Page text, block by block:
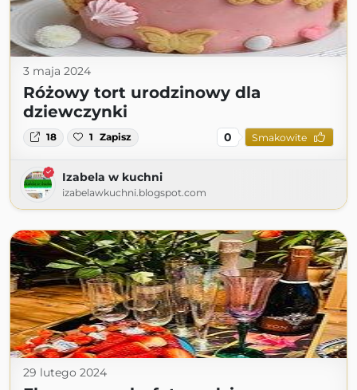
3 maja 2024
Różowy tort urodzinowy dla
dziewczynki
18 1 Zapisz 0 Smakowite
Izabela w kuchni
izabelawkuchni.blogspot.com
29 lutego 2024